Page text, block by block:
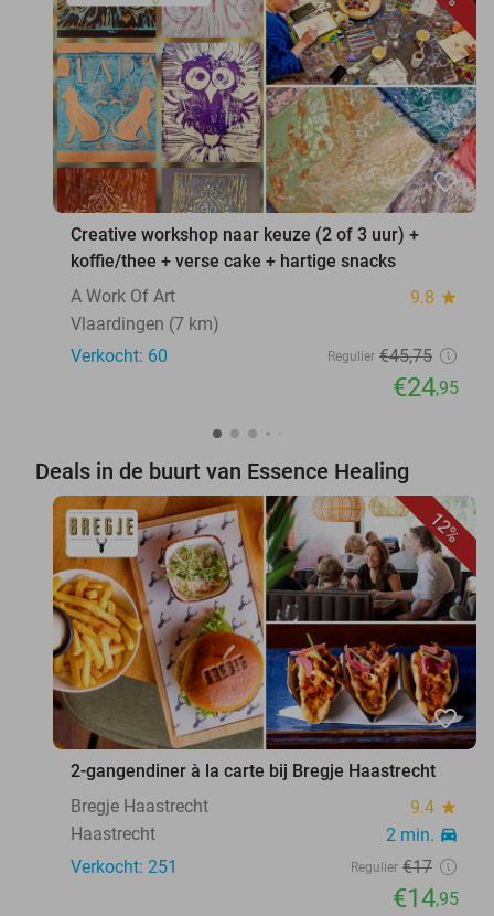
favorite_border
Creative workshop naar keuze (2 of 3 uur) +
koffie/thee + verse cake + hartige snacks
A Work Of Art
9.8 star
Vlaardingen (7 km)
Verkocht: 60
Regulier €45,75
€24,95
Deals in de buurt van Essence Healing
12%
favorite_border
2-gangendiner à la carte bij Bregje Haastrecht
Bregje Haastrecht
9.4 star
Haastrecht 2 min. directions_car
Verkocht: 251 Regulier €17
€14,95